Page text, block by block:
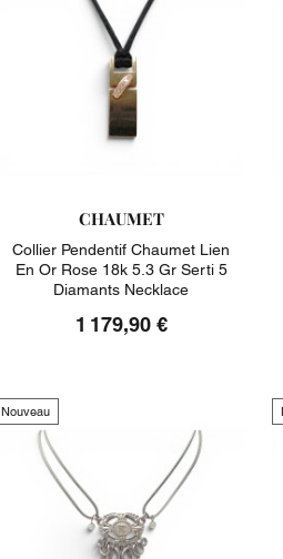
CHAUMET
Collier Pendentif Chaumet Lien
En Or Rose 18k 5.3 Gr Serti 5
Diamants Necklace
1 179,90 €
Nouveau